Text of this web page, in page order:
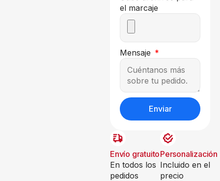
el marcaje
Mensaje
Enviar
Envío gratuito
En todos los
pedidos
Personalización
Incluido en el
precio